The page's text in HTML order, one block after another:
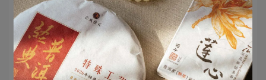
的生產，並當場訂購 500 擔，由下關茶廠加工後運
交青海省政協；而當時亦在省內邊銷茶區銷售一部
分，但數量不多。
1988 年 ：臺灣茶藝界一行十四人到下關茶廠參觀。
同年，為解決中檔原料過多，開始試製加工「丙級